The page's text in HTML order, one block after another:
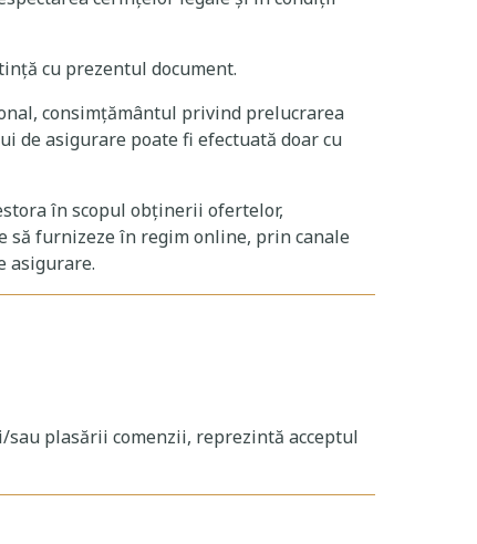
cu prezentul document.
consimțământul privind prelucrarea
de asigurare poate fi efectuată doar cu
în scopul obținerii ofertelor,
să furnizeze în regim online, prin canale
asigurare.
plasării comenzii, reprezintă acceptul